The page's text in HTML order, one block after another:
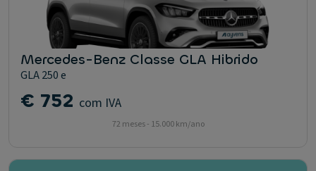
Mercedes-Benz Classe GLA Hibrido
GLA 250 e
€ 752 com IVA
72 meses - 15.000 km/ano